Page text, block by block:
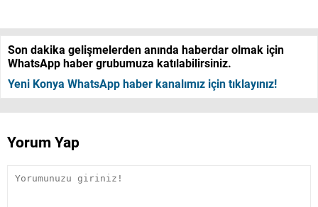
Son dakika gelişmelerden anında haberdar olmak için
WhatsApp haber grubumuza katılabilirsiniz.
Yeni Konya WhatsApp haber kanalımız için tıklayınız!
Yorum Yap